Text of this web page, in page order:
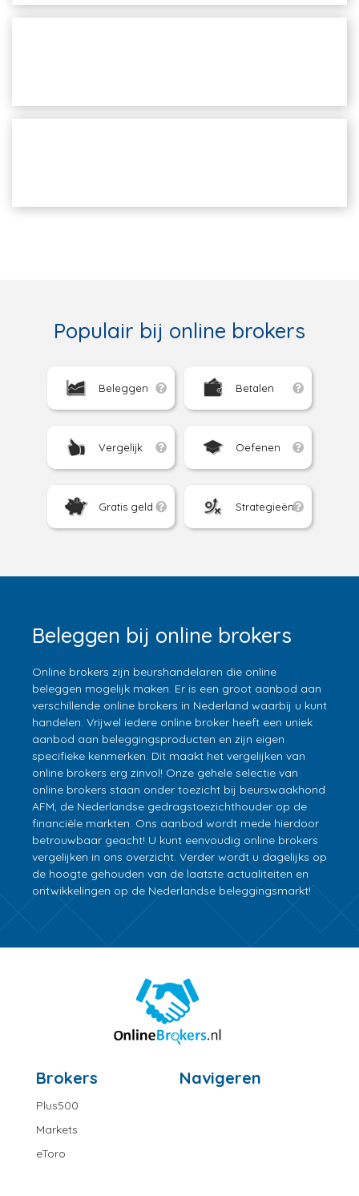
Populair bij online brokers
Beleggen Betalen
Vergelijk Oefenen
Gratis geld Strategieën
Beleggen bij online brokers
Online brokers zijn beurshandelaren die online
beleggen mogelijk maken. Er is een groot aanbod aan
verschillende online brokers in Nederland waarbij u kunt
handelen. Vrijwel iedere online broker heeft een uniek
aanbod aan beleggingsproducten en zijn eigen
specifieke kenmerken. Dit maakt het vergelijken van
online brokers erg zinvol! Onze gehele selectie van
online brokers staan onder toezicht bij beurswaakhond
AFM, de Nederlandse gedragstoezichthouder op de
financiële markten. Ons aanbod wordt mede hierdoor
betrouwbaar geacht! U kunt eenvoudig online brokers
vergelijken in ons overzicht. Verder wordt u dagelijks op
de hoogte gehouden van de laatste actualiteiten en
ontwikkelingen op de Nederlandse beleggingsmarkt!
Brokers
Plus500
Markets
eToro
Navigeren